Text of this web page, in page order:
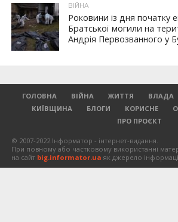
ВІЙНА
Роковини із дня початку
Братської могили на
Андрія Первозванного у
ГОЛОВНА ВІЙНА ЖИТТЯ ВЛАДА
КИЇВЩИНА
БЛОГИ КОРИСНЕ
ПРО ПРОЄКТ
© 2007-2022 Інформатор - інтернет-видання.
При повному або частковому використанні
на сайт big.informator.ua як джерело